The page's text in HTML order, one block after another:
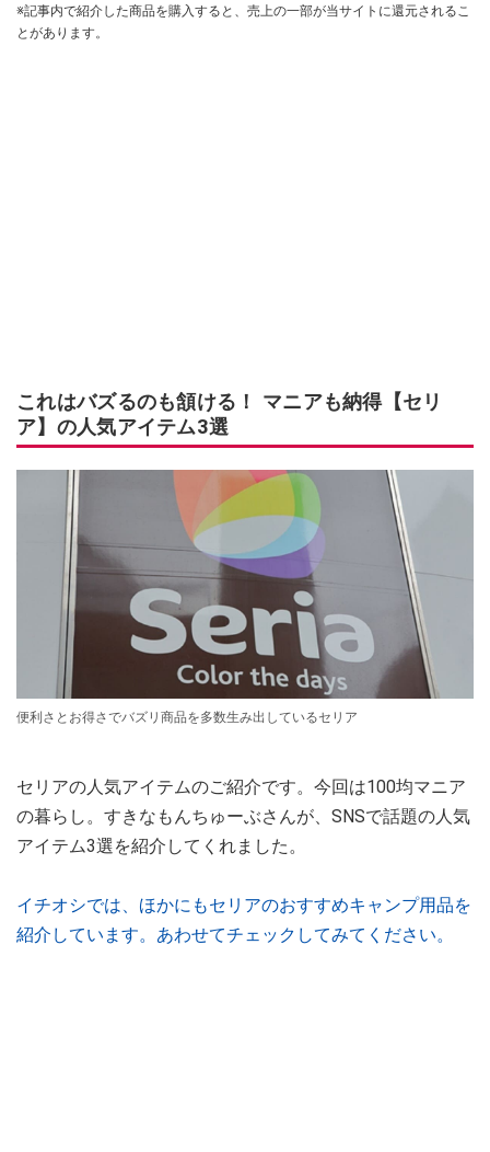
※記事内で紹介した商品を購入すると、売上の一部が当サイトに還元されるこ
とがあります。
これはバズるのも頷ける！ マニアも納得【セリ
ア】の人気アイテム3選
便利さとお得さでバズリ商品を多数生み出しているセリア
セリアの人気アイテムのご紹介です。今回は100均マニア
の暮らし。すきなもんちゅーぶさんが、SNSで話題の人気
アイテム3選を紹介してくれました。
イチオシでは、ほかにもセリアのおすすめキャンプ用品を
紹介しています。あわせてチェックしてみてください。